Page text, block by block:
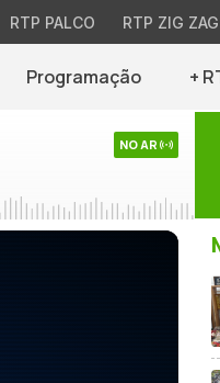
RTP PALCO RTP ZIG ZAG
Programação +
NO AR